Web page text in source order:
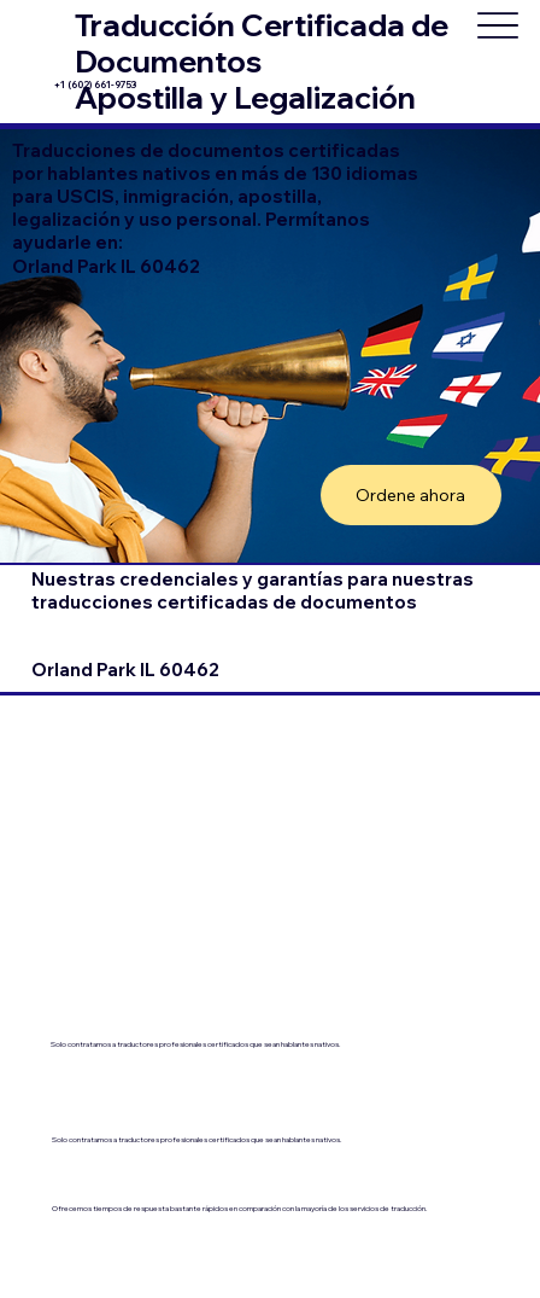
Traducción Certificada de
Documentos
Apostilla y Legalización
+1 (602) 661-9753
Traducciones de documentos certificadas
por hablantes nativos en más de 130 idiomas
para USCIS, inmigración, apostilla,
legalización y uso personal. Permítanos
ayudarle en:
Orland Park IL 60462
Ordene ahora
Nuestras credenciales y garantías para nuestras
traducciones certificadas de documentos
Orland Park IL 60462
Solo contratamos a traductores profesionales certificados que sean hablantes nativos.
Solo contratamos a traductores profesionales certificados que sean hablantes nativos.
Ofrecemos tiempos de respuesta bastante rápidos en comparación con la mayoría de los servicios de traducción.